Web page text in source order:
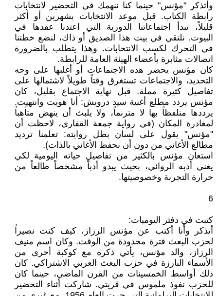
وأتذكر "مؤنس" حينما كنا ننهمك في التحضير لانتخابات
رابطة الكتاب. قبل موعد الانتخابات بشهرين أو أكثر
قليلاً، تبدأ اجتماعاتنا الدورية التي اعتدنا عقدها في
البيوت. نلتقي في بيت هذا الصديق أو ذاك، لنضع خطتنا
في التحرك لكسب الانتخابات. وهذا يتطلب بالضرورة
اتصالات مثابرة بأعضاء الهيئة العامة للرابطة.
كان مؤنس يحضر هذه الاجتماعات أو أغلبها على وجه
التحديد، والاجتماعات تستغرق وقتاً طويلاً لاشتمالها على
تفاصيل كثيرة مملة. قبل نهاية الاجتماع بقليل، كان
مؤنس يردد مطلع أغنية سيد درويش: أنا هويت وانتهيت.
يرددها متلفظاً بها لا مترنماً، ولا يلبث أن ينهض متأهباً
لمغادرة المكان (في رواية جمعة القفاري، لاحظت أن
"مؤنس" يقول على لسان بطل روايته: تعلمنا ترديد
مطالع الأغاني من دون أن نحفظ الأغاني بالذات).
استعان مؤنس بالكثير من تفاصيل حياته اليومية لكي
يغني أدبه الروائي، بحيث يبدو أدباً مشخصاً طالعاً من
حرارة التجربة وخصوصيتها.
6
كتبت في دفتر اليوميات:
أتذكر وأنا أكتب عن مؤنس الرزاز، كيف كنت نصيراً
لحزب البعث فترة محدودة من الوقت. وكان اسم منيف
الرزاز، والد مؤنس، يأتي ذكره مع كوكبة أخرى من
الأسماء البارزة في حزب البعث العربي الاشتراكي. كان
ذلك أواسط الخمسينات من القرن الماضي، حينما كان
للحزب نفوذ ملموس في قريتي. شاركت أثناء التحضير